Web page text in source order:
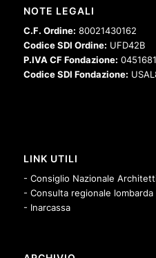
NOTE LEGALI
C.F. Ordine: 80021430162
Codice SDI Ordine: UFD42B
P.IVA CF Fondazione:
Codice SDI Fondazione:
LINK UTILI
- Consiglio Nazionale
- Consulta regionale
- Inarcassa